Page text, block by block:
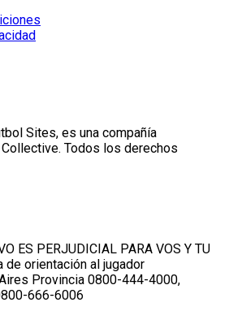
Sites, es una compañía
Todos los derechos
ES PERJUDICIAL PARA VOS Y TU
de orientación al jugador
Provincia 0800-444-4000,
666-6006